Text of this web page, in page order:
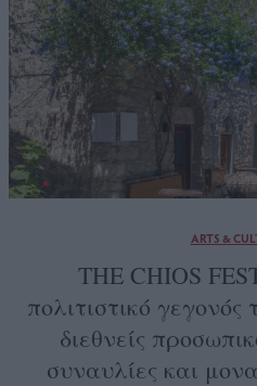
ARTS &
THE CHIOS
πολιτιστικό
διεθνείς
συναυλίες και